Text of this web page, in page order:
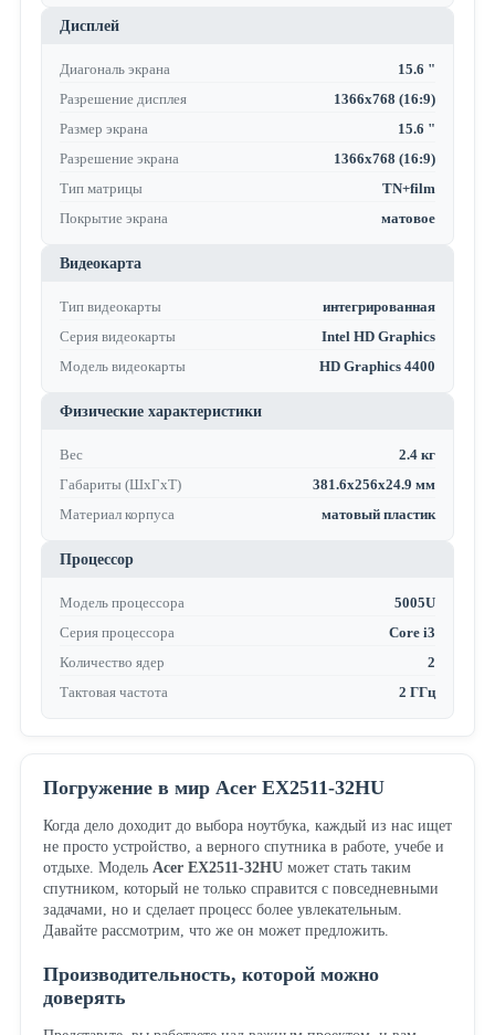
Дисплей
Диагональ экрана
15.6 "
Разрешение дисплея
1366x768 (16:9)
Размер экрана
15.6 "
Разрешение экрана
1366x768 (16:9)
Тип матрицы
TN+film
Покрытие экрана
матовое
Видеокарта
Тип видеокарты
интегрированная
Серия видеокарты
Intel HD Graphics
Модель видеокарты
HD Graphics 4400
Физические характеристики
Вес
2.4 кг
Габариты (ШхГхТ)
381.6x256x24.9 мм
Материал корпуса
матовый пластик
Процессор
Модель процессора
5005U
Серия процессора
Core i3
Количество ядер
2
Тактовая частота
2 ГГц
Погружение в мир Acer EX2511-32HU
Когда дело доходит до выбора ноутбука, каждый из нас ищет
не просто устройство, а верного спутника в работе, учебе и
отдыхе. Модель Acer EX2511-32HUможет стать таким
спутником, который не только справится с повседневными
задачами, но и сделает процесс более увлекательным.
Давайте рассмотрим, что же он может предложить.
Производительность, которой можно
доверять